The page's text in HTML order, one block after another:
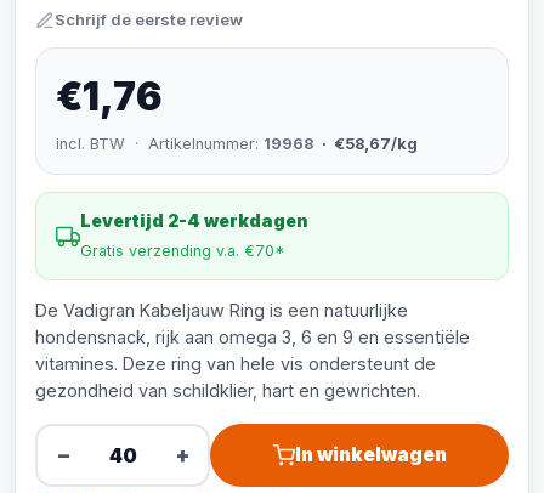
Schrijf de eerste review
€1,76
incl. BTW · Artikelnummer: 19968 · €58,67/kg
Levertijd 2-4 werkdagen
Gratis verzending v.a. €70*
De Vadigran Kabeljauw Ring is een natuurlijke
hondensnack, rijk aan omega 3, 6 en 9 en essentiële
vitamines. Deze ring van hele vis ondersteunt de
gezondheid van schildklier, hart en gewrichten.
− + In winkelwagen